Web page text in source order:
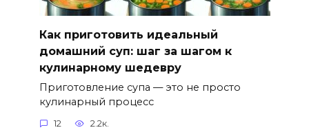
Как приготовить идеальный
домашний суп: шаг за шагом к
кулинарному шедевру
Приготовление супа — это не просто
кулинарный процесс
12 2.2к.